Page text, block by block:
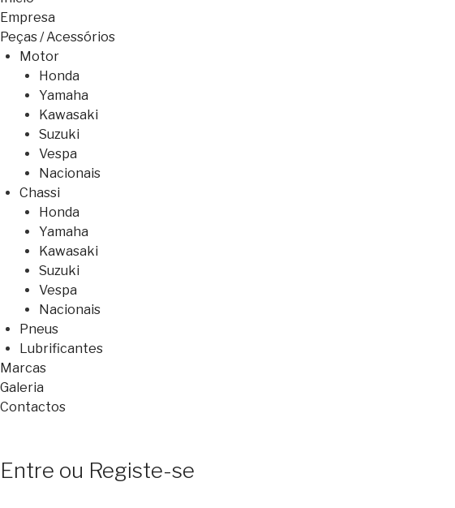
Empresa
Peças / Acessórios
Motor
Honda
Yamaha
Kawasaki
Suzuki
Vespa
Nacionais
Chassi
Honda
Yamaha
Kawasaki
Suzuki
Vespa
Nacionais
Pneus
Lubrificantes
Marcas
Galeria
Contactos
Entre ou Registe-se